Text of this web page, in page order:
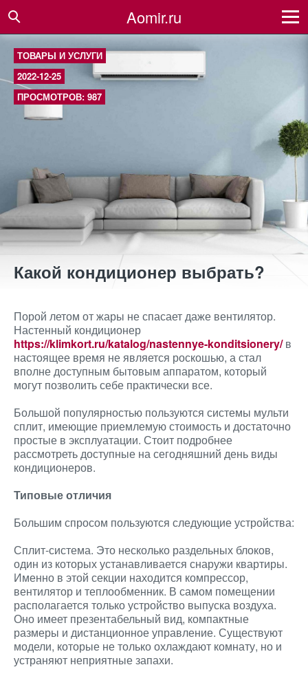
Aomir.ru
ТОВАРЫ И УСЛУГИ
2022-12-25
ПРОСМОТРОВ: 987
Какой кондиционер выбрать?
Порой летом от жары не спасает даже вентилятор.
Настенный кондиционер
https://klimkort.ru/katalog/nastennye-konditsionery/в
настоящее время не является роскошью, а стал
вполне доступным бытовым аппаратом, который
могут позволить себе практически все.
Большой популярностью пользуются системы мульти
сплит, имеющие приемлемую стоимость и достаточно
простые в эксплуатации. Стоит подробнее
рассмотреть доступные на сегодняшний день виды
кондиционеров.
Типовые отличия
Большим спросом пользуются следующие устройства:
Сплит-система. Это несколько раздельных блоков,
один из которых устанавливается снаружи квартиры.
Именно в этой секции находится компрессор,
вентилятор и теплообменник. В самом помещении
располагается только устройство выпуска воздуха.
Оно имеет презентабельный вид, компактные
размеры и дистанционное управление. Существуют
модели, которые не только охлаждают комнату, но и
устраняют неприятные запахи.